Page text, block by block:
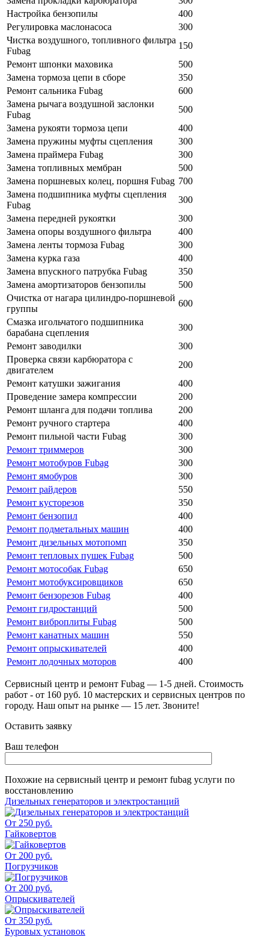
Настройка бензопилы
400
Регулировка маслонасоса
300
Чистка воздушного, топливного фильтра
Fubag
150
Ремонт шпонки маховика
500
Замена тормоза цепи в сборе
350
Ремонт сальника Fubag
600
Замена рычага воздушной заслонки
Fubag
500
Замена рукояти тормоза цепи
400
Замена пружины муфты сцепления
300
Замена праймера Fubag
300
Замена топливных мембран
500
Замена поршневых колец, поршня Fubag 700
Замена подшипника муфты сцепления
Fubag
300
Замена передней рукоятки
300
Замена опоры воздушного фильтра
400
Замена ленты тормоза Fubag
300
Замена курка газа
400
Замена впускного патрубка Fubag
350
Замена амортизаторов бензопилы
500
Очистка от нагара цилиндро-поршневой
группы
600
Смазка игольчатого подшипника
барабана сцепления
300
Ремонт заводилки
300
Проверка связи карбюратора с
двигателем
200
Ремонт катушки зажигания
400
Проведение замера компрессии
200
Ремонт шланга для подачи топлива
200
Ремонт ручного стартера
400
Ремонт пильной части Fubag
300
Ремонт триммеров
300
Ремонт мотобуров Fubag
300
Ремонт ямобуров
300
Ремонт райдеров
550
Ремонт кусторезов
350
Ремонт бензопил
400
Ремонт подметальных машин
400
Ремонт дизельных мотопомп
350
Ремонт тепловых пушек Fubag
500
Ремонт мотособак Fubag
650
Ремонт мотобуксировщиков
650
Ремонт бензорезов Fubag
400
Ремонт гидростанций
500
Ремонт виброплиты Fubag
500
Ремонт канатных машин
550
Ремонт опрыскивателей
400
Ремонт лодочных моторов
400
Сервисный центр и ремонт Fubag — 1-5 дней. Стоимость
работ - от 160 руб. 10 мастерских и сервисных центров по
городу. Наш опыт на рынке — 15 лет. Звоните!
Оставить заявку
Ваш телефон
Похожие на сервисный центр и ремонт fubag услуги по
восстановлению
Дизельных генераторов и электростанций
От 250 руб.
Гайковертов
От 200 руб.
Погрузчиков
От 200 руб.
Опрыскивателей
От 350 руб.
Буровых установок